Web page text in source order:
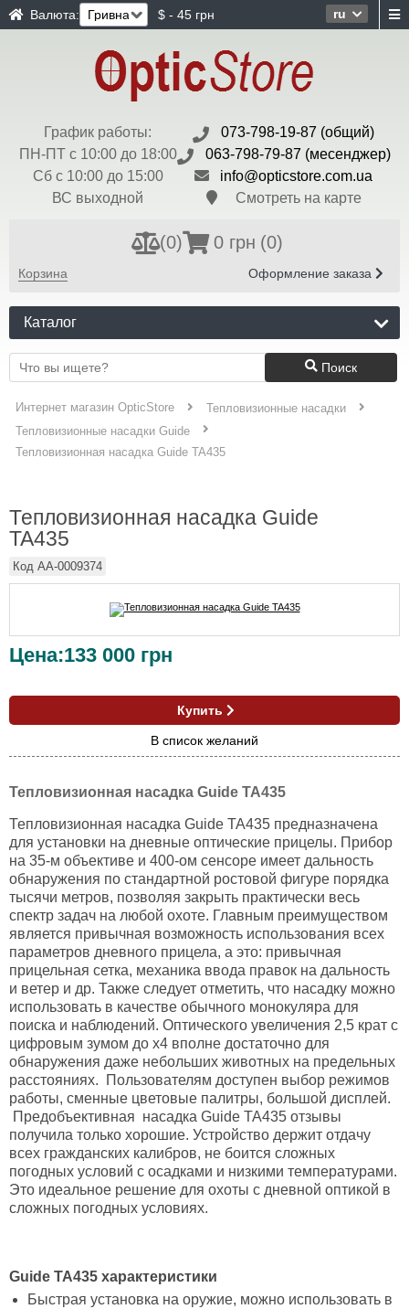
ru
Валюта: $ - 45 грн
График работы:
ПН-ПТ с 10:00 до 18:00
Сб с 10:00 до 15:00
ВС выходной
073-798-19-87 (общий)
063-798-79-87 (месенджер)
info@opticstore.com.ua
Смотреть на карте
(0) 0 грн (0)
Корзина Оформление заказа
Каталог
Поиск
Интернет магазин OpticStore
Тепловизионные насадки
Тепловизионные насадки Guide
Тепловизионная насадка Guide TA435
Тепловизионная насадка Guide
TA435
Код AA-0009374
Цена:133 000 грн
Купить
В список желаний
Тепловизионная насадка Guide TA435
Тепловизионная насадка Guide TA435 предназначена
для установки на дневные оптические прицелы. Прибор
на 35-м объективе и 400-ом сенсоре имеет дальность
обнаружения по стандартной ростовой фигуре порядка
тысячи метров, позволяя закрыть практически весь
спектр задач на любой охоте. Главным преимуществом
является привычная возможность использования всех
параметров дневного прицела, а это: привычная
прицельная сетка, механика ввода правок на дальность
и ветер и др. Также следует отметить, что насадку можно
использовать в качестве обычного монокуляра для
поиска и наблюдений. Оптического увеличения 2,5 крат с
цифровым зумом до х4 вполне достаточно для
обнаружения даже небольших животных на предельных
расстояниях. Пользователям доступен выбор режимов
работы, сменные цветовые палитры, большой дисплей.
Предобъективная насадка Guide TA435 отзывы
получила только хорошие. Устройство держит отдачу
всех гражданских калибров, не боится сложных
погодных условий с осадками и низкими температурами.
Это идеальное решение для охоты с дневной оптикой в
сложных погодных условиях.
Guide TA435 характеристики
Быстрая установка на оружие, можно использовать в